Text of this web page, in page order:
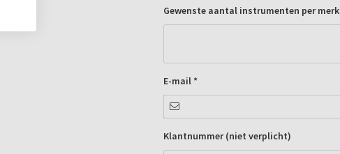
Gewenste aantal instrumenten per merk
E-mail *
Klantnummer (niet verplicht)